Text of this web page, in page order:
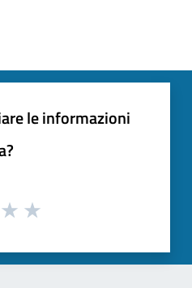
le informazioni